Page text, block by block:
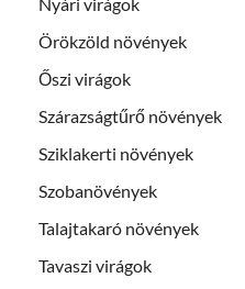
Örökzöld növények
Őszi virágok
Szárazságtűrő növények
Sziklakerti növények
Szobanövények
Talajtakaró növények
Tavaszi virágok